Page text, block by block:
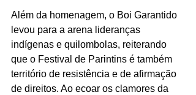
Além da homenagem, o Boi Garantido
levou para a arena lideranças
indígenas e quilombolas, reiterando
que o Festival de Parintins é também
território de resistência e de afirmação
de direitos. Ao ecoar os clamores da